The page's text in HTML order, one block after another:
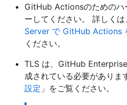
GitHub Actionsのためのハ
ーしてください。 詳しくは
Server で GitHub Actions
ください。
TLS は、GitHub
成されている必要がありま
設定 」をご覧ください。